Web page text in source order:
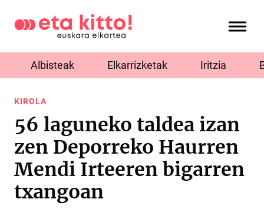
Albisteak Elkarrizketak Iritzia
KIROLA
56 laguneko taldea izan
zen Deporreko Haurren
Mendi Irteeren bigarren
txangoan